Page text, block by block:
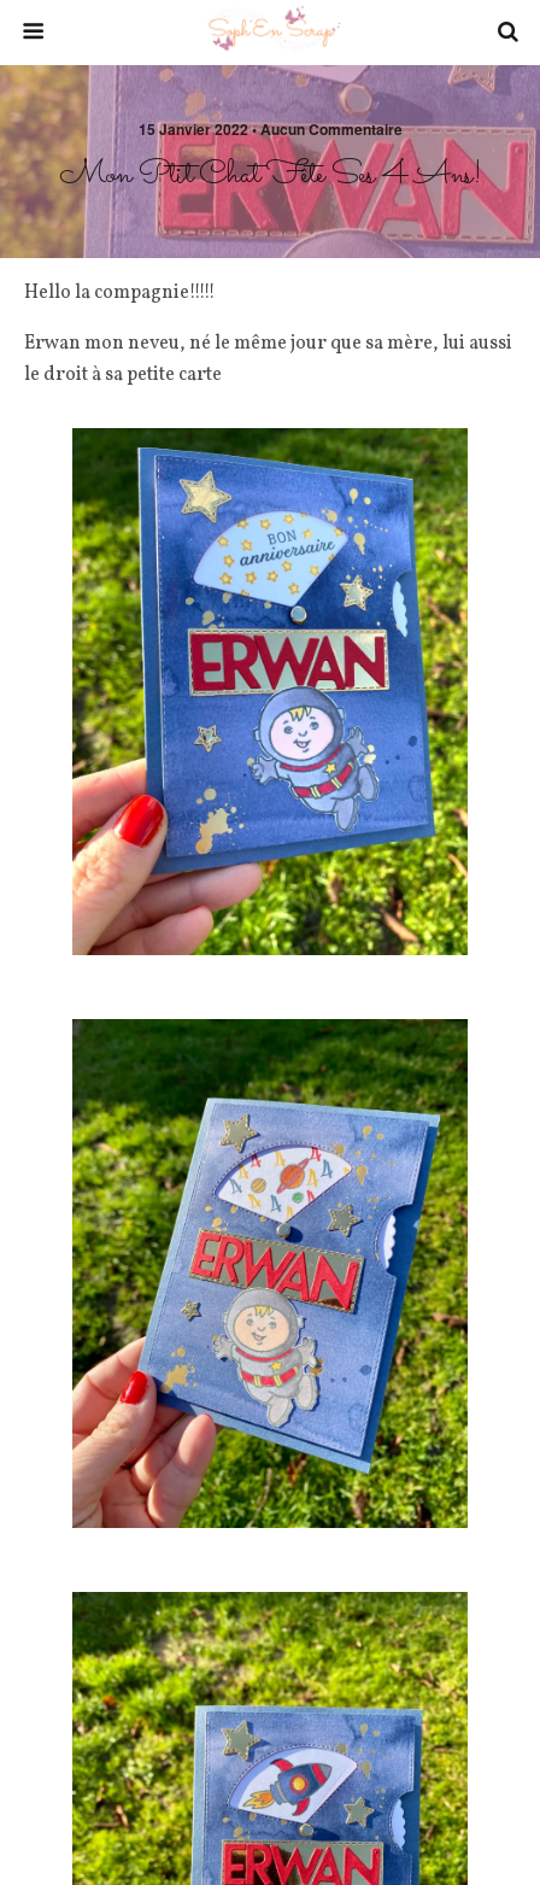
15 Janvier 2022 • Aucun Commentaire
Mon Ptit Chat Fête Ses 4 Ans!
Hello la compagnie!!!!!
Erwan mon neveu, né le même jour que sa mère, lui aussi
le droit à sa petite carte